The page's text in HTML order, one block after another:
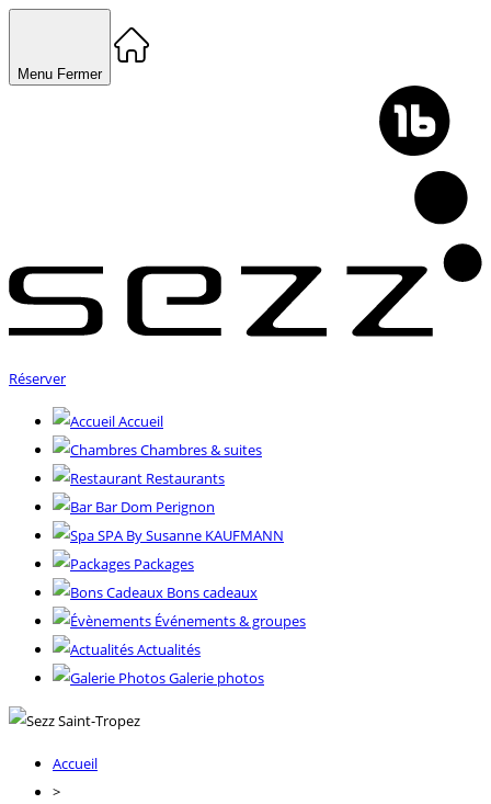
Menu Fermer
Réserver
Accueil
Chambres & suites
Restaurants
Bar Dom Perignon
SPA By Susanne KAUFMANN
Packages
Bons cadeaux
Événements & groupes
Actualités
Galerie photos
Accueil
>